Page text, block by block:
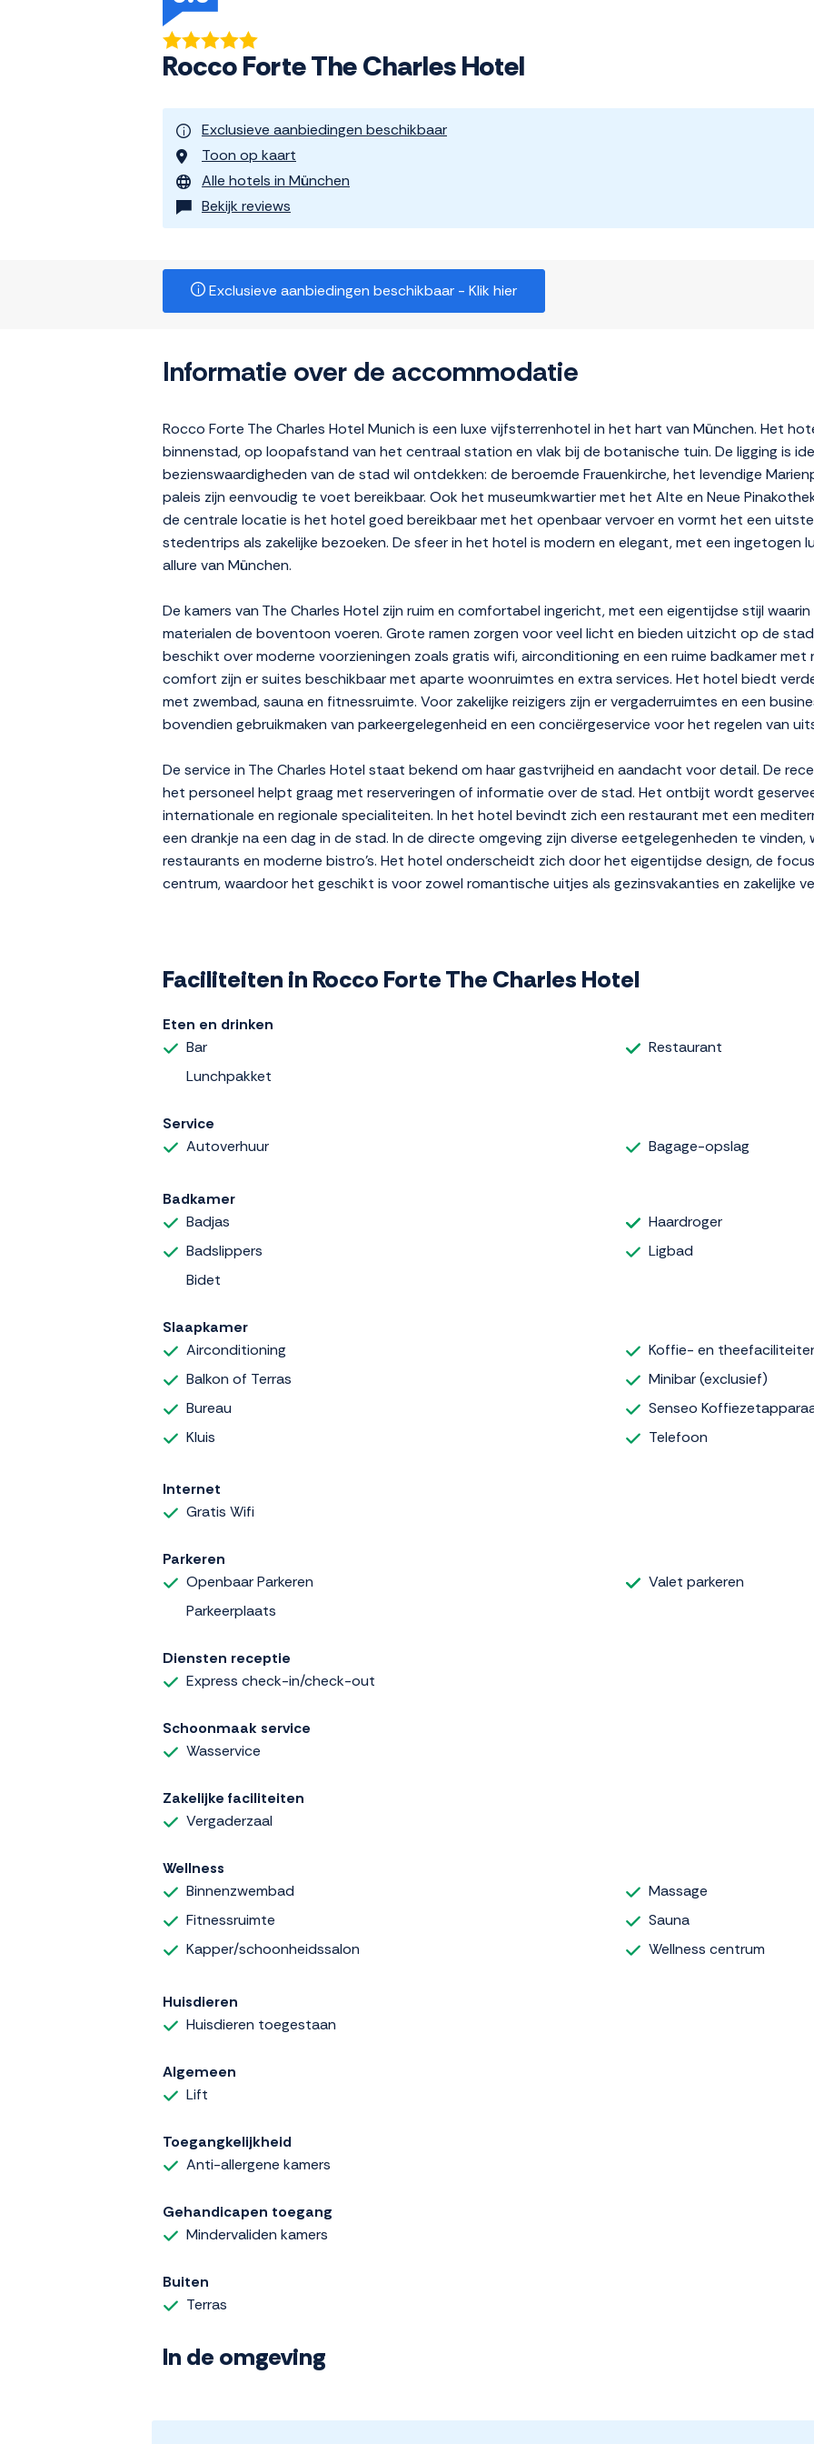
Rocco Forte The Charles Hotel
Exclusieve aanbiedingen beschikbaar
Toon op kaart
Alle hotels in München
Bekijk reviews
Exclusieve aanbiedingen beschikbaar - Klik hier
Informatie over de accommodatie
Rocco Forte The Charles Hotel Munich is een luxe vijfsterrenhotel in het hart van München. Het
binnenstad, op loopafstand van het centraal station en vlak bij de botanische tuin. De ligging is
bezienswaardigheden van de stad wil ontdekken: de beroemde Frauenkirche, het levendige
paleis zijn eenvoudig te voet bereikbaar. Ook het museumkwartier met het Alte en Neue
de centrale locatie is het hotel goed bereikbaar met het openbaar vervoer en vormt het een
stedentrips als zakelijke bezoeken. De sfeer in het hotel is modern en elegant, met een ingetogen
allure van München.
De kamers van The Charles Hotel zijn ruim en comfortabel ingericht, met een eigentijdse stijl
materialen de boventoon voeren. Grote ramen zorgen voor veel licht en bieden uitzicht op de
beschikt over moderne voorzieningen zoals gratis wifi, airconditioning en een ruime badkamer
comfort zijn er suites beschikbaar met aparte woonruimtes en extra services. Het hotel biedt
met zwembad, sauna en fitnessruimte. Voor zakelijke reizigers zijn er vergaderruimtes en een
bovendien gebruikmaken van parkeergelegenheid en een conciërgeservice voor het regelen van
De service in The Charles Hotel staat bekend om haar gastvrijheid en aandacht voor detail. De
het personeel helpt graag met reserveringen of informatie over de stad. Het ontbijt wordt
internationale en regionale specialiteiten. In het hotel bevindt zich een restaurant met een
een drankje na een dag in de stad. In de directe omgeving zijn diverse eetgelegenheden te
restaurants en moderne bistro's. Het hotel onderscheidt zich door het eigentijdse design, de
centrum, waardoor het geschikt is voor zowel romantische uitjes als gezinsvakanties en zakelijke
Faciliteiten in Rocco Forte The Charles Hotel
Eten en drinken
Bar
Lunchpakket
Restaurant
Service
Autoverhuur
Bagage-opslag
Badkamer
Badjas
Badslippers
Bidet
Haardroger
Ligbad
Slaapkamer
Airconditioning
Balkon of Terras
Bureau
Kluis
Koffie- en
Minibar (exclusief)
Senseo
Telefoon
Internet
Gratis Wifi
Parkeren
Openbaar Parkeren
Parkeerplaats
Valet parkeren
Diensten receptie
Express check-in/check-out
Schoonmaak service
Wasservice
Zakelijke faciliteiten
Vergaderzaal
Wellness
Binnenzwembad
Fitnessruimte
Kapper/schoonheidssalon
Massage
Sauna
Wellness centrum
Huisdieren
Huisdieren toegestaan
Algemeen
Lift
Toegangkelijkheid
Anti-allergene kamers
Gehandicapen toegang
Mindervaliden kamers
Buiten
Terras
In de omgeving